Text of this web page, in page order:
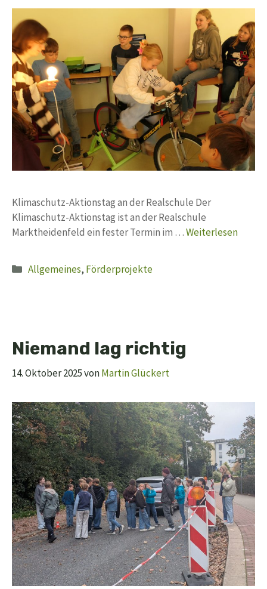
Klimaschutz-Aktionstag an der Realschule Der
Klimaschutz-Aktionstag ist an der Realschule
Marktheidenfeld ein fester Termin im …Weiterlesen
Kategorien
Allgemeines, Förderprojekte
Niemand lag richtig
14. Oktober 2025vonMartin Glückert